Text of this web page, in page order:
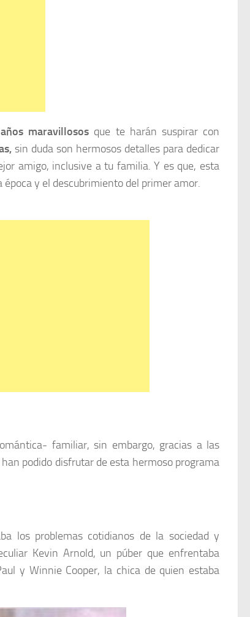
maravillosos que te harán suspirar con
sin duda son hermosos detalles para dedicar
amigo, inclusive a tu familia. Y es que, esta
y el descubrimiento del primer amor.
familiar, sin embargo, gracias a las
podido disfrutar de esta hermoso programa
los problemas cotidianos de la sociedad y
Kevin Arnold, un púber que enfrentaba
y Winnie Cooper, la chica de quien estaba